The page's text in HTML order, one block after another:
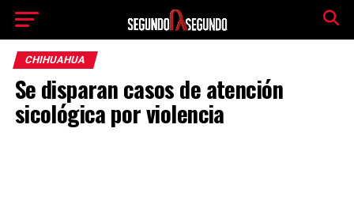
CHIHUAHUA
Se disparan casos de atención
sicológica por violencia